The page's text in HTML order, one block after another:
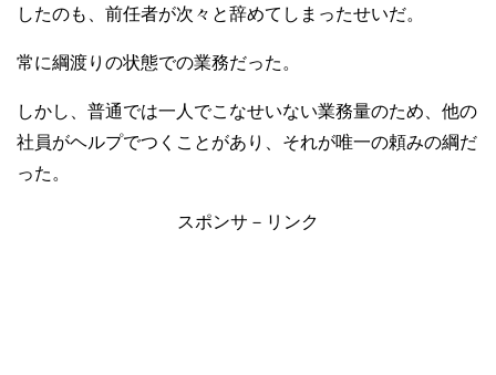
したのも、前任者が次々と辞めてしまったせいだ。
常に綱渡りの状態での業務だった。
しかし、普通では一人でこなせいない業務量のため、他の
社員がヘルプでつくことがあり、それが唯一の頼みの綱だ
った。
スポンサ－リンク